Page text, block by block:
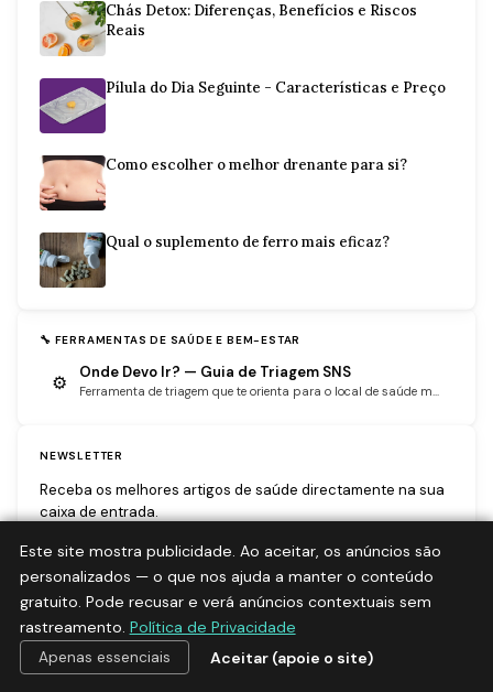
Chás Detox: Diferenças, Benefícios e Riscos
Reais
Pílula do Dia Seguinte - Características e Preço
Como escolher o melhor drenante para si?
Qual o suplemento de ferro mais eficaz?
🔧 FERRAMENTAS DE SAÚDE E BEM-ESTAR
⚙ Onde Devo Ir? — Guia de Triagem SNS
Ferramenta de triagem que te orienta para o local de saúde m...
NEWSLETTER
Receba os melhores artigos de saúde directamente na sua
caixa de entrada.
Subscrever
Este site mostra publicidade. Ao aceitar, os anúncios são
personalizados — o que nos ajuda a manter o conteúdo
gratuito. Pode recusar e verá anúncios contextuais sem
rastreamento. Política de Privacidade
Apenas essenciais Aceitar (apoie o site)